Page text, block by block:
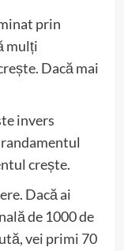
prin
mulți
Dacă mai
invers
crește.
Dacă ai
de 1000 de
vei primi 70